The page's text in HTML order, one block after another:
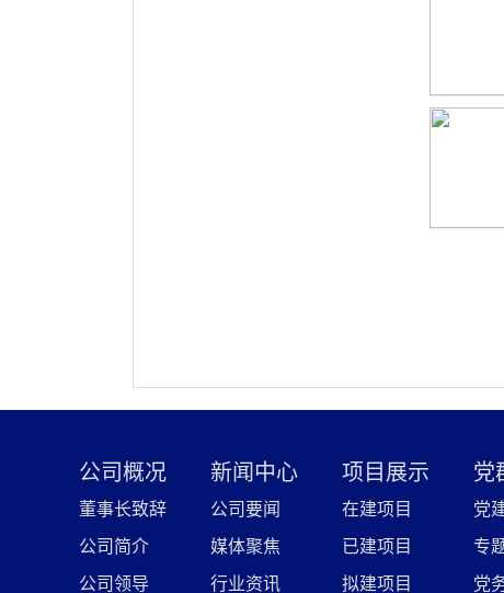
公司概况
董事长致辞
公司简介
公司领导
新闻中心
公司要闻
媒体聚焦
行业资讯
项目展示
在建项目
已建项目
拟建项目
党
党
专
党